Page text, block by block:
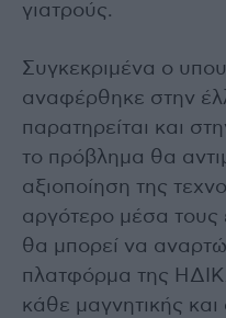
γιατρούς.
Συγκεκριμένα ο
αναφέρθηκε στην
παρατηρείται και
το πρόβλημα θα
αξιοποίηση της
αργότερο μέσα τους
θα μπορεί να
πλατφόρμα της
κάθε μαγνητικής